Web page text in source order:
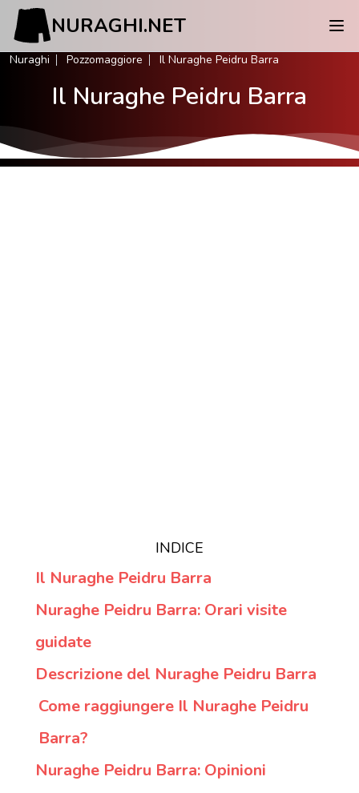
NURAGHI.NET
Nuraghi Pozzomaggiore Il Nuraghe Peidru Barra
Il Nuraghe Peidru Barra
INDICE
Il Nuraghe Peidru Barra
Nuraghe Peidru Barra: Orari visite
guidate
Descrizione del Nuraghe Peidru Barra
Come raggiungere Il Nuraghe Peidru
Barra?
Nuraghe Peidru Barra: Opinioni